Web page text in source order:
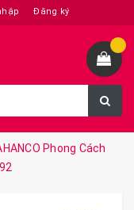
Đăng ký
Phong Cách